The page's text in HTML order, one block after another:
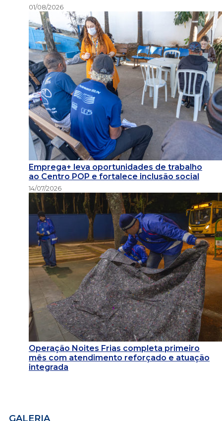
01/08/2026
Emprega+ leva oportunidades de trabalho
ao Centro POP e fortalece inclusão social
14/07/2026
Operação Noites Frias completa primeiro
mês com atendimento reforçado e atuação
integrada
GALERIA